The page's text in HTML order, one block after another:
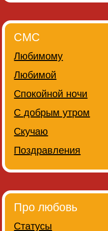
СМС
Любимому
Любимой
Спокойной ночи
С добрым утром
Скучаю
Поздравления
Про любовь
Статусы